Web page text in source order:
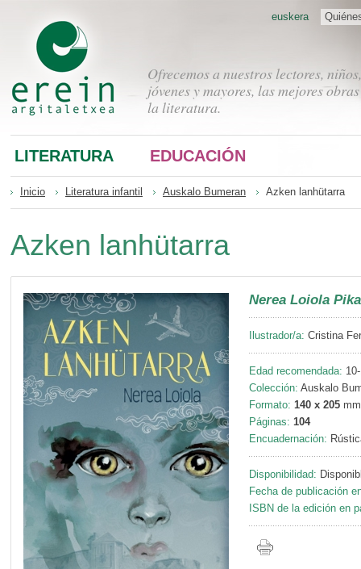
Ofrecemos a nuestros lectores, niños,
jóvenes y mayores, las mejores
la literatura.
euskera
LITERATURA EDUCACIÓN
Inicio Literatura infantil Auskalo Bumeran Azken lanhütarra
Azken lanhütarra
Nerea Loiola
Ilustrador/a: Cristina
Edad recomendada:
Colección: Auskalo
Formato: 140 x 205 mm
Páginas: 104
Encuadernación:
Disponibilidad:
Fecha de publicación
ISBN de la edición en